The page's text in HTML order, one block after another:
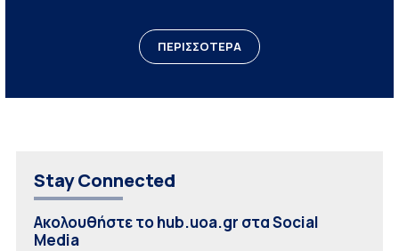
ΠΕΡΙΣΣΟΤΕΡΑ
Stay Connected
Ακολουθήστε το hub.uoa.gr στα Social
Media